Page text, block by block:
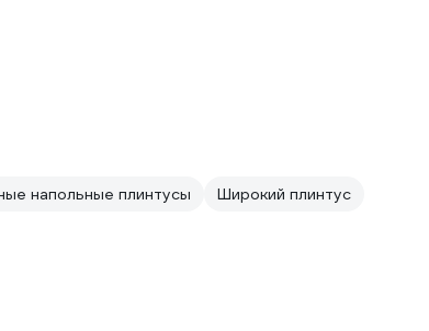
напольные плинтусы
Широкий плинтус